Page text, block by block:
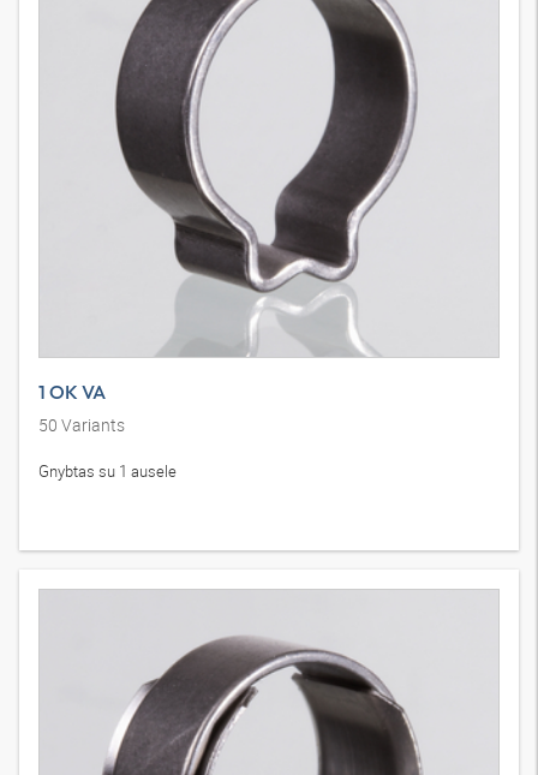
1 OK VA
50 Variants
Gnybtas su 1 ausele